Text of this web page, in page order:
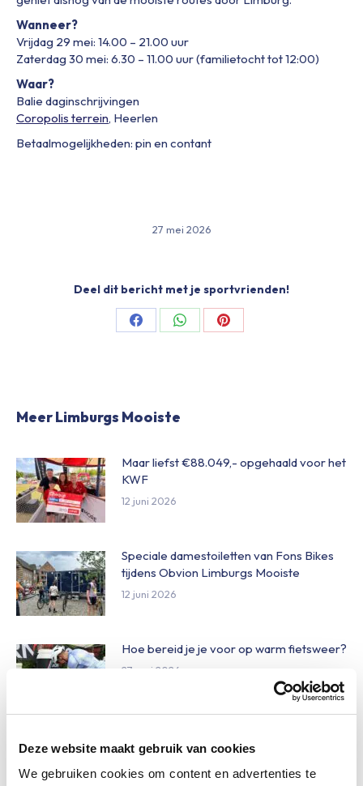
Deze website maakt gebruik van cookies
We gebruiken cookies om content en advertenties te
Wanneer?
Vrijdag 29 mei: 14.00 – 21.00 uur
Zaterdag 30 mei: 6.30 – 11.00 uur (familietocht tot 12:00)
Waar?
Balie daginschrijvingen
Coropolis terrein, Heerlen
Betaalmogelijkheden: pin en contant
27 mei 2026
Deel dit bericht met je sportvrienden!
Share
Share
Share
Meer Limburgs Mooiste
Maar liefst €88.049,- opgehaald voor het
KWF
12 juni 2026
Speciale damestoiletten van Fons Bikes
tijdens Obvion Limburgs Mooiste
12 juni 2026
Hoe bereid je je voor op warm fietsweer?
27 mei 2026
Wat te doen bij verschillende
weersomstandigheden op de route
27 mei 2026